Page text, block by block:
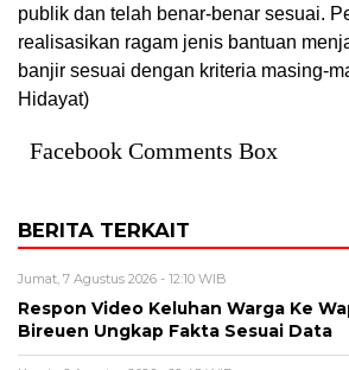
publik dan telah benar-benar sesuai.
realisasikan ragam jenis bantuan
banjir sesuai dengan kriteria masing-
Hidayat)
Facebook Comments Box
BERITA TERKAIT
Jumat, 7 Agustus 2026 - 12:10 WIB
Respon Video Keluhan Warga Ke
Bireuen Ungkap Fakta Sesuai Data